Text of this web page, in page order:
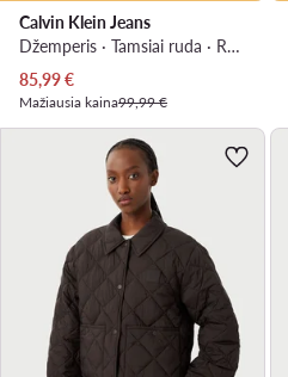
Calvin Klein Jeans
Džemperis · Tamsiai ruda · Regular Fit
Dabartinė kaina
85,99€
Mažiausia kaina99,99 €